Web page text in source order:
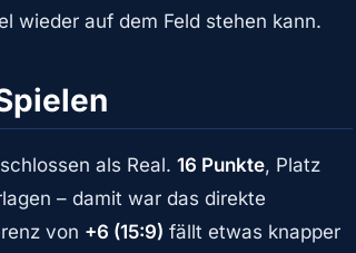
wieder auf dem Feld stehen kann.
als Real. 16 Punkte, Platz
– damit war das direkte
von +6 (15:9) fällt etwas knapper